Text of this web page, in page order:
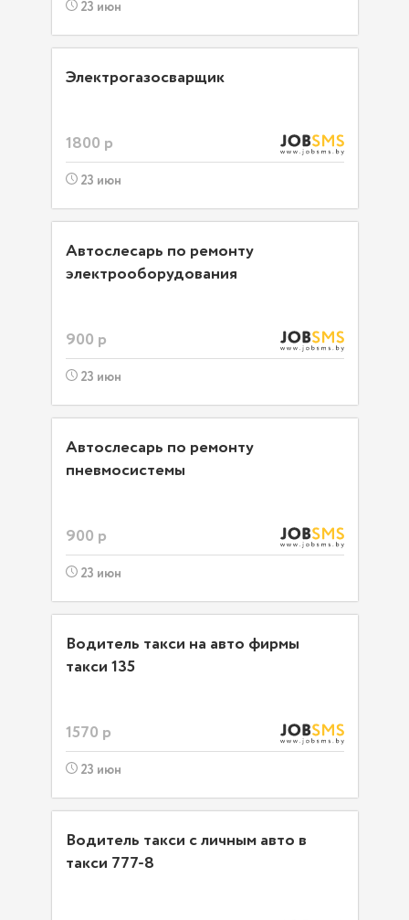
23 июн
Электрогазосварщик
1800 р
23 июн
Автослесарь по ремонту
электрооборудования
900 р
23 июн
Автослесарь по ремонту
пневмосистемы
900 р
23 июн
Водитель такси на авто фирмы
такси 135
1570 р
23 июн
Водитель такси с личным авто в
такси 777-8